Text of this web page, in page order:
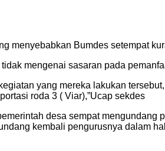
menyebabkan Bumdes setempat
mengenai sasaran pada
yang mereka lakukan
roda 3 ( Viar),”Ucap sekdes
desa sempat mengundang
kembali pengurusnya dalam